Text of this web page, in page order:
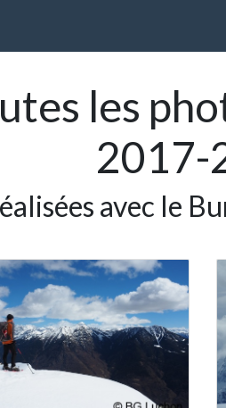
les
2017-
avec le